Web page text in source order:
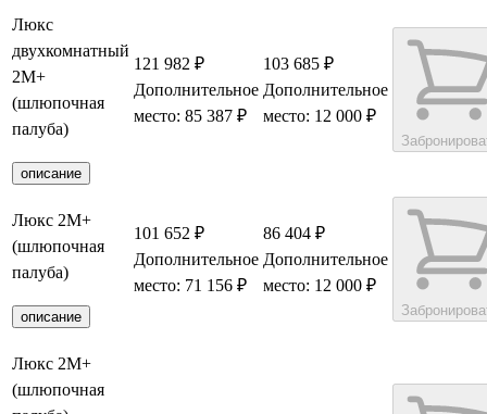
Люкс
двухкомнатный
2М+
(шлюпочная
палуба)
описание
121 982 ₽
Дополнительное
место: 85 387 ₽
103 685 ₽
Дополнительное
место: 12 000 ₽
Люкс 2М+
(шлюпочная
палуба)
описание
101 652 ₽
Дополнительное
место: 71 156 ₽
86 404 ₽
Дополнительное
место: 12 000 ₽
Люкс 2М+
(шлюпочная